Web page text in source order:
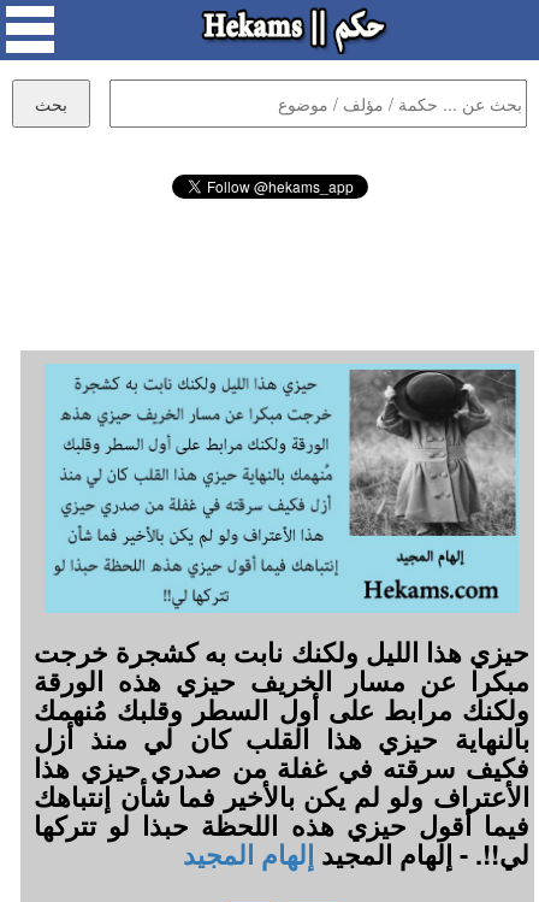
حيزي هذا الليل ولكنك نابت به كشجرة خرجت
مبكرا عن مسار الخريف حيزي هذه الورقة
ولكنك مرابط على أول السطر وقلبك مُنهمك
بالنهاية حيزي هذا القلب كان لي منذ أزل
فكيف سرقته في غفلة من صدري حيزي هذا
الأعتراف ولو لم يكن بالأخير فما شأن إنتباهك
فيما أقول حيزي هذه اللحظة حبذا لو تتركها
لي!!. - إلهام المجيد إلهام المجيد